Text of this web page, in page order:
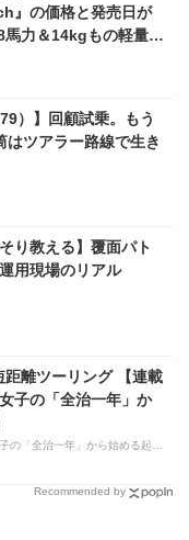
』の価格と発売日が
馬力＆14kgもの軽量
」を超えた!?
）】回顧試乗。もう
はツアラー路線で生き
り教える】覆面パト
用現場のリアル
離ツーリング 【連載
子の「全治一年」か
Recommended by